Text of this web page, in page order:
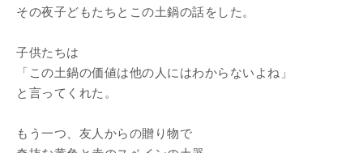
その夜子どもたちとこの土鍋の話をした。
子供たちは
「この土鍋の価値は他の人にはわからないよね」
と言ってくれた。
もう一つ、友人からの贈り物で